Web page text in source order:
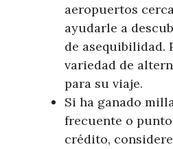
aeropuertos
ayudarle a
de asequibilidad.
variedad de
para su viaje.
Si ha ganado
frecuente o
crédito,